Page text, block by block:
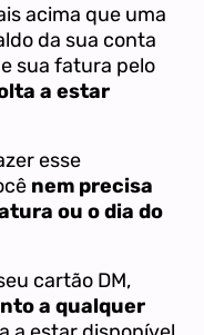
acima que uma
da sua conta
sua fatura pelo
a estar
esse
nem precisa
ou o dia do
cartão DM,
a qualquer